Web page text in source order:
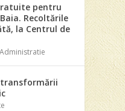
pentru
Recoltările
la Centrul de